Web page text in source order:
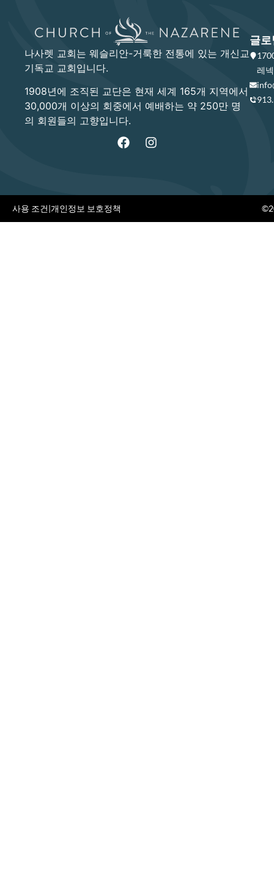
나사렛 교회는 웨슬리안-거룩한 전통에 있는 개신교
기독교 교회입니다.
1908년에 조직된 교단은 현재 세계 165개 지역에서
30,000개 이상의 회중에서 예배하는 약 250만 명
의 회원들의 고향입니다.
글로
레
사용 조건|개인정보 보호정책